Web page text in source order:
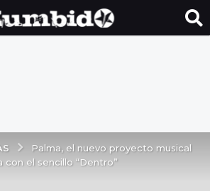
Palma, el nuevo proyecto musical
el sencillo “Dentro”